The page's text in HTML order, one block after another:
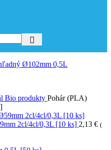
Bio produkty Pohár (PLA)
2cl/4cl/0,3L [10 ks] 2,13 € (